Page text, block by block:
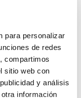
para personalizar
de redes
compartimos
sitio web con
y análisis
información
horas en
y
y
compartir